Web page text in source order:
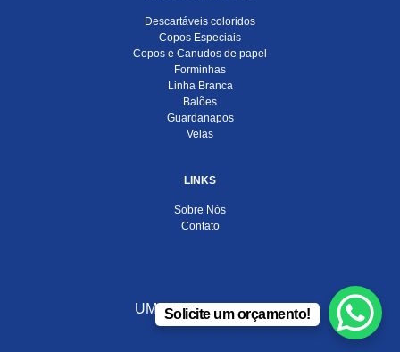
Descartáveis coloridos
Copos Especiais
Copos e Canudos de papel
Forminhas
Linha Branca
Balões
Guardanapos
Velas
LINKS
Sobre Nós
Contato
UMA EMPRESA DO
Solicite um orçamento!